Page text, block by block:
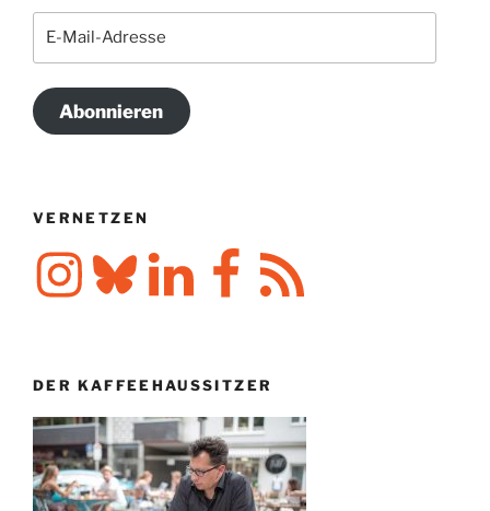
Abonnieren
VERNETZEN
InstagramBlueskyLinkedIn FacebookRSS-
Feed
DER KAFFEEHAUSSITZER